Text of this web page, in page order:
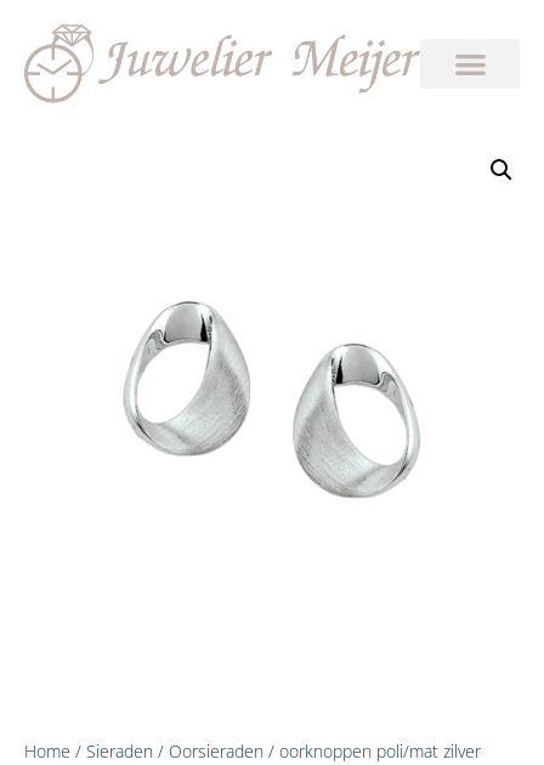
Home / Sieraden / Oorsieraden / oorknoppen poli/mat zilver